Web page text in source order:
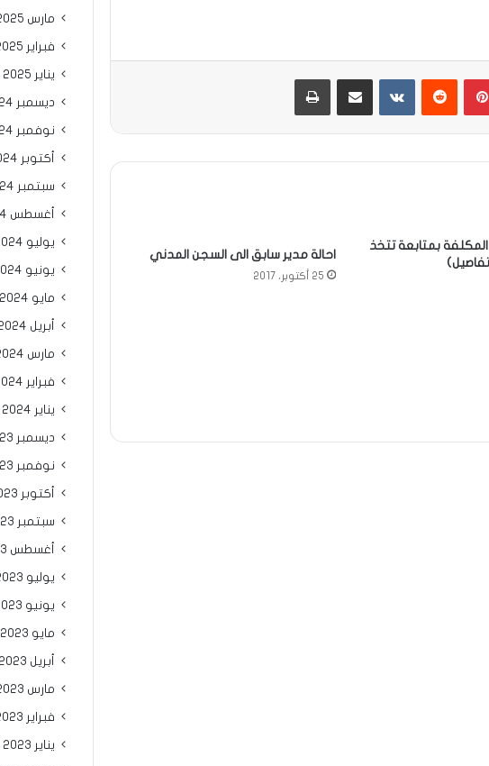
بينتيريست مشاركة عبر البريد طباعة
المكلفة بمتابعة تتخذ
احالة مدير سابق الى السجن المدني
25 أكتوبر، 2017
مارس 2025
فبراير 2025
يناير 2025
ديسمبر 2024
نوفمبر 2024
أكتوبر 2024
سبتمبر 2024
أغسطس 2024
يوليو 2024
يونيو 2024
مايو 2024
أبريل 2024
مارس 2024
فبراير 2024
يناير 2024
ديسمبر 2023
نوفمبر 2023
أكتوبر 2023
سبتمبر 2023
أغسطس 2023
يوليو 2023
يونيو 2023
مايو 2023
أبريل 2023
مارس 2023
فبراير 2023
يناير 2023